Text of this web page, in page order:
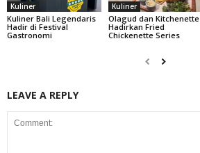
Kuliner
Kuliner Bali Legendaris
Hadir di Festival
Gastronomi
Kuliner
Olagud dan Kitchenette
Hadirkan Fried
Chickenette Series
LEAVE A REPLY